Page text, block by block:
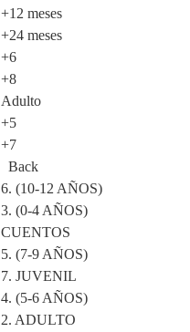
+12 meses
+24 meses
+6
+8
Adulto
+5
+7
Back
6. (10-12 AÑOS)
3. (0-4 AÑOS)
CUENTOS
5. (7-9 AÑOS)
7. JUVENIL
4. (5-6 AÑOS)
2. ADULTO